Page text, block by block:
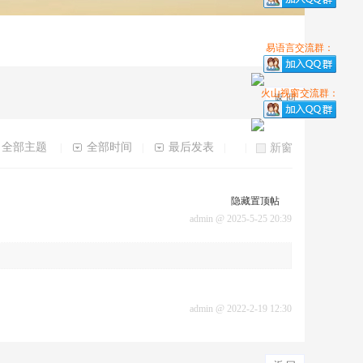
返 回
新窗
最后发表
全部时间
全部主题
隐藏置顶帖
admin @ 2025-5-25 20:39
admin @ 2022-2-19 12:30
易语言交流群：
火山视窗交流群：